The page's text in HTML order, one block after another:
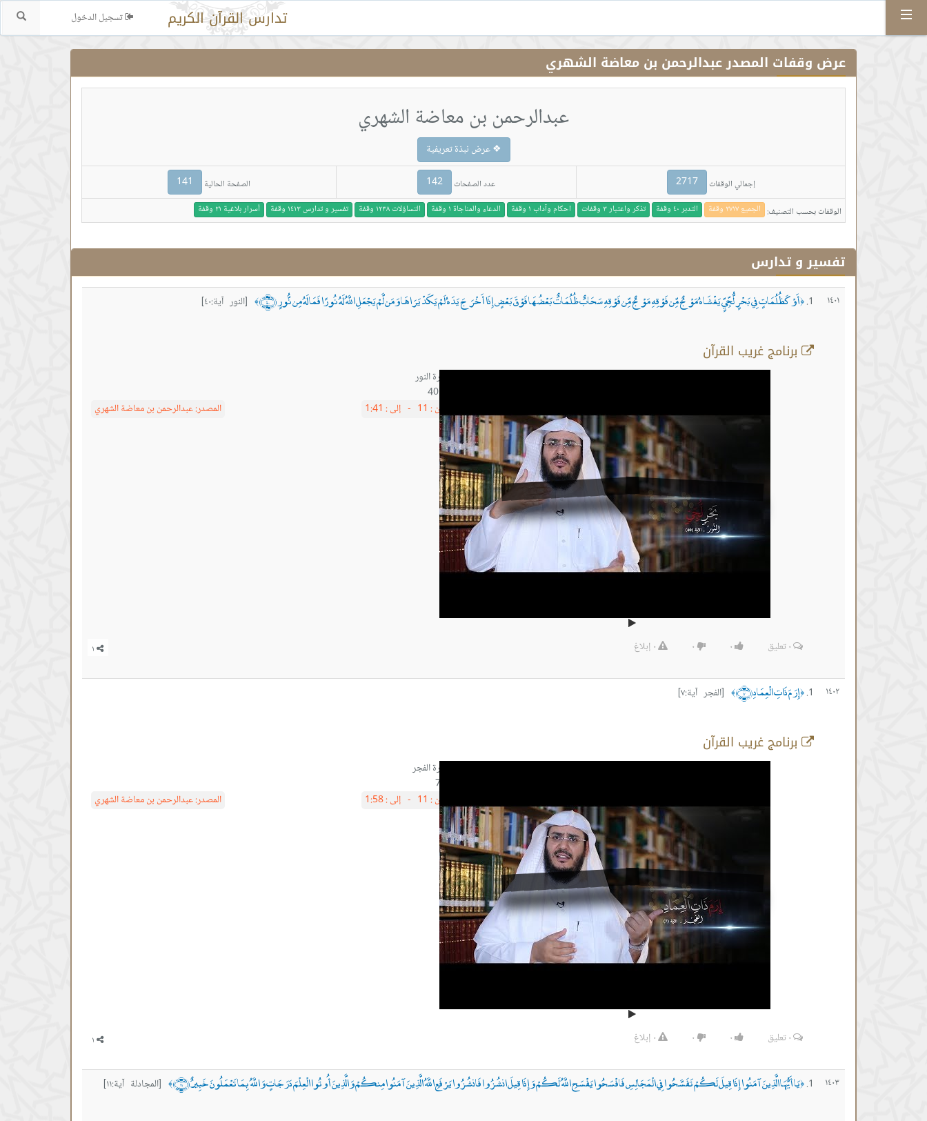
تسجيل الدخول تدارس القرآن الكريم
عرض وقفات المصدر عبدالرحمن بن معاضة الشهري
عبدالرحمن بن معاضة الشهري
❖ عرض نبذة تعريفية
إجمالي الوقفات 2717 عدد الصفحات 142 الصفحة الحالية 141
الوقفات بحسب التصنيف: الجميع ٢٧١٧ وقفة التدبر ٤٠ وقفة تذكر واعتبار ٣ وقفات احكام وآداب ١ وقفة الدعاء والمناجاة ١ وقفة التساؤلات ١٢٣٨ وقفة تفسير و تدارس ١٤١٣ وقفة أسرار بلاغية ٢١ وقفة
تفسير و تدارس
١٤٠١ ﴿أَوْ كَظُلُمَاتٍ فِي بَحْرٍ لُّجِّيٍّ يَغْشَاهُ مَوْجٌ مِّن فَوْقِهِ مَوْجٌ مِّن فَوْقِهِ سَحَابٌ ظُلُمَاتٌ بَعْضُهَا فَوْقَ بَعْضٍ إِذَا أَخْرَجَ يَدَهُ لَمْ يَكَدْ يَرَاهَا وَمَن لَّمْ يَجْعَلِ اللَّهُ لَهُ نُورًا فَمَا لَهُ مِن نُّورٍ ﴿٤٠﴾ ﴾ [النور آية:٤٠]
برنامج غريب القرآن
آية 40
من : 11 - إلى : 1:41 المصدر:عبدالرحمن بن معاضة الشهري
٠تعليق ٠ ٠ ٠ إبلاغ
١٤٠٢ ﴿إِرَمَ ذَاتِ الْعِمَادِ ﴿٧﴾ ﴾ [الفجر آية:٧]
برنامج غريب القرآن
من : 11 - إلى :1:58 المصدر:عبدالرحمن بن معاضة الشهري
٠تعليق ٠ ٠ ٠ إبلاغ
١٤٠٣ ﴿يَا أَيُّهَا الَّذِينَ آمَنُوا إِذَا قِيلَ لَكُمْ تَفَسَّحُوا فِي الْمَجَالِسِ فَافْسَحُوا يَفْسَحِ اللَّهُ لَكُمْ وَإِذَا قِيلَ انشُزُوا فَانشُزُوا يَرْفَعِ اللَّهُ الَّذِينَ آمَنُوا مِنكُمْ وَالَّذِينَ أُوتُوا الْعِلْمَ دَرَجَاتٍ وَاللَّهُ بِمَا تَعْمَلُونَ خَبِيرٌ ﴿١١﴾ ﴾ [المجادلة آية:١١]